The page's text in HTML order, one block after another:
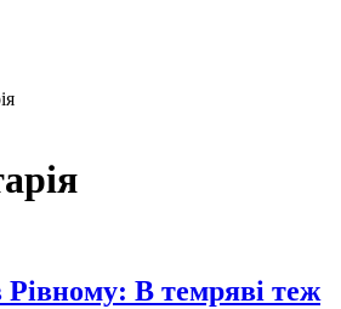
Рівному: В темряві теж